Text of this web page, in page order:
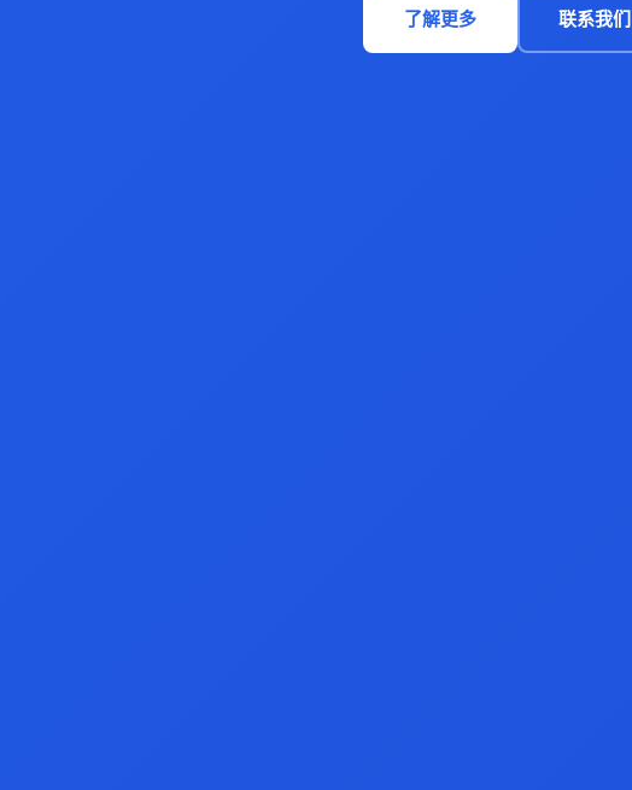
了解更多 联系我们